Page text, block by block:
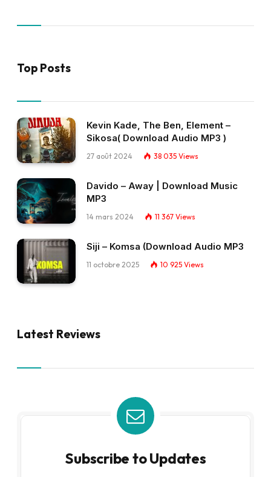
Top Posts
Kevin Kade, The Ben, Element –
Sikosa( Download Audio MP3 )
27 août 2024 38 035 Views
Davido – Away | Download Music
MP3
14 mars 2024 11 367 Views
Siji – Komsa (Download Audio MP3
11 octobre 2025 10 925 Views
Latest Reviews
Subscribe to Updates